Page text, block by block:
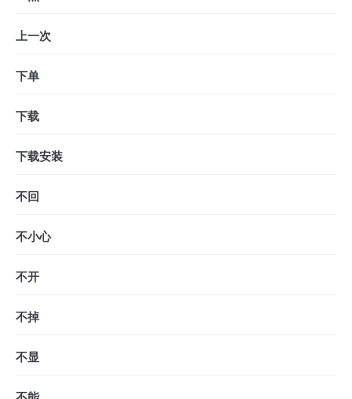
上一次
下单
下载
下载安装
不回
不小心
不开
不掉
不显